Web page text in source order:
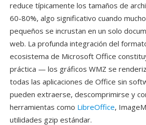
reduce típicamente los tamaños de
60-80%, algo significativo cuando
pequeños se incrustan en un solo
web. La profunda integración del
ecosistema de Microsoft Office
práctica — los gráficos WMZ se
todas las aplicaciones de Office sin
pueden extraerse, descomprimirse y
herramientas como LibreOffice,
utilidades gzip estándar.